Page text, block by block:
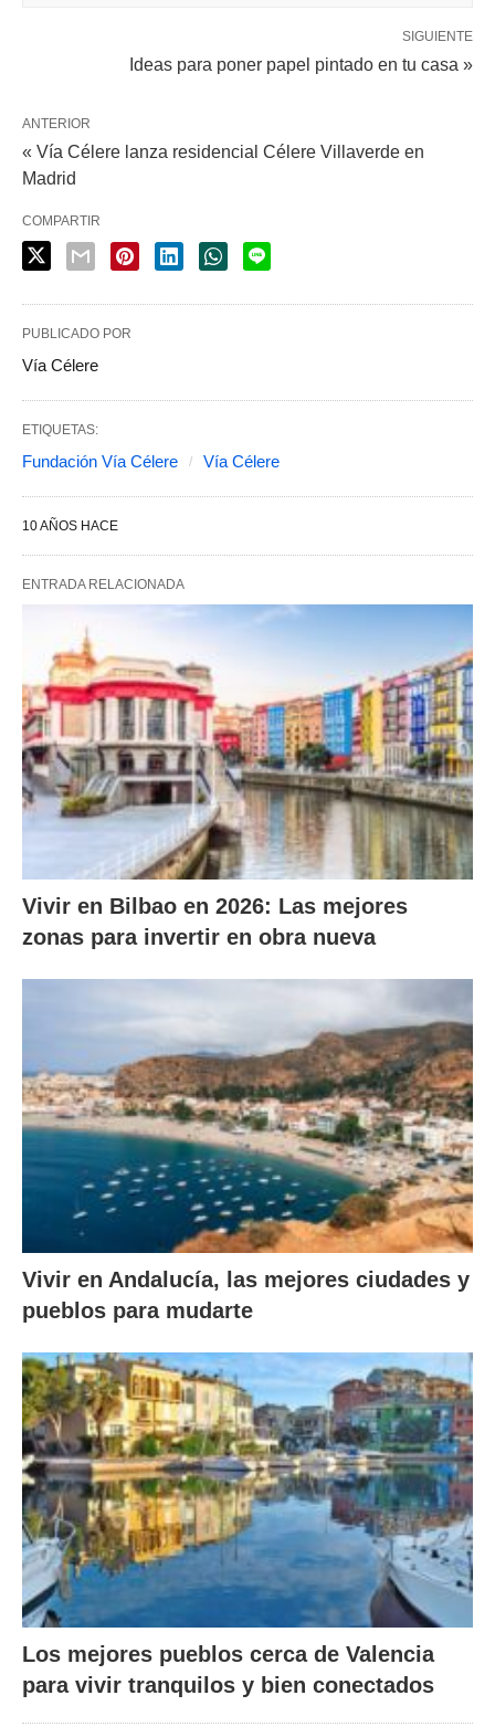
SIGUIENTE
Ideas para poner papel pintado en tu casa »
ANTERIOR
« Vía Célere lanza residencial Célere Villaverde en
Madrid
COMPARTIR
PUBLICADO POR
Vía Célere
ETIQUETAS:
Fundación Vía Célere Vía Célere
10 AÑOS HACE
ENTRADA RELACIONADA
Vivir en Bilbao en 2026: Las mejores
zonas para invertir en obra nueva
Vivir en Andalucía, las mejores ciudades y
pueblos para mudarte
Los mejores pueblos cerca de Valencia
para vivir tranquilos y bien conectados